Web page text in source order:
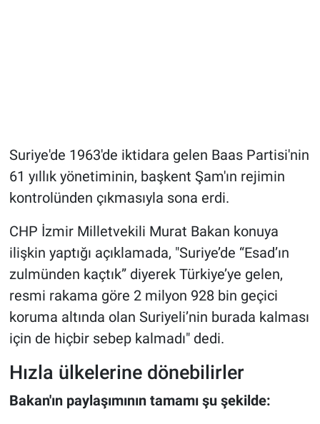
Suriye'de 1963'de iktidara gelen Baas Partisi'nin
61 yıllık yönetiminin, başkent Şam'ın rejimin
kontrolünden çıkmasıyla sona erdi.
CHP İzmir Milletvekili Murat Bakan konuya
ilişkin yaptığı açıklamada, "Suriye’de “Esad’ın
zulmünden kaçtık” diyerek Türkiye’ye gelen,
resmi rakama göre 2 milyon 928 bin geçici
koruma altında olan Suriyeli’nin burada kalması
için de hiçbir sebep kalmadı" dedi.
Hızla ülkelerine dönebilirler
Bakan'ın paylaşımının tamamı şu şekilde: